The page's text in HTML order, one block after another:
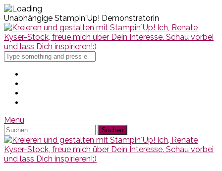
Unabhängige Stampin´Up! Demonstratorin
Search
for
Menu
Suchen
nach: